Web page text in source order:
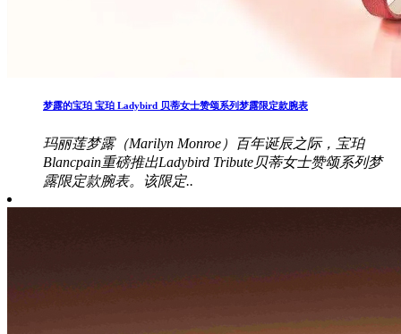
梦露的宝珀 宝珀 Ladybird 贝蒂女士赞颂系列梦露限定款腕表
玛丽莲梦露（Marilyn Monroe）百年诞辰之际，宝珀
Blancpain重磅推出Ladybird Tribute贝蒂女士赞颂系列梦
露限定款腕表。该限定..